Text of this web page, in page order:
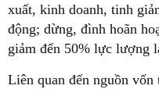
xuất, kinh doanh, tinh
động; dừng, đình hoãn
giảm đến 50% lực lượng
Liên quan đến nguồn